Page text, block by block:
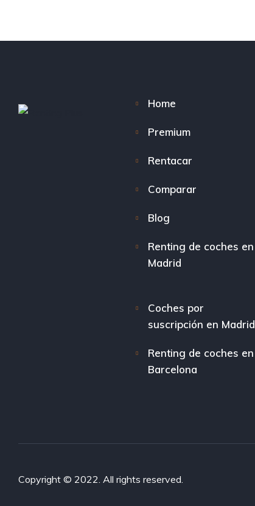
Home
Premium
Rentacar
Comparar
Blog
Renting de coches en
Madrid
Coches por
suscripción en Madrid
Renting de coches en
Barcelona
Copyright © 2022. All rights reserved.